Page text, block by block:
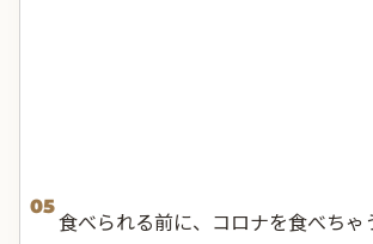
05
食べられる前に、コロナを食べちゃ